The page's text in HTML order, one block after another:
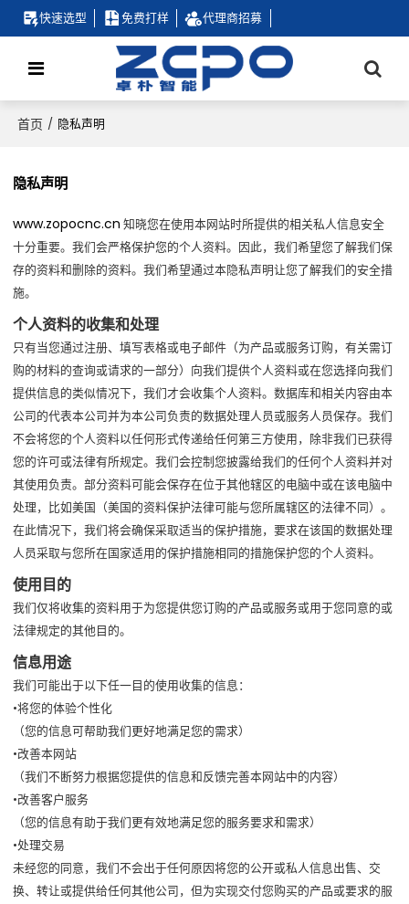
快速选型 免费打样 代理商招募
首页 / 隐私声明
隐私声明
www.zopocnc.cn 知晓您在使用本网站时所提供的相关私人信息安全
十分重要。我们会严格保护您的个人资料。因此，我们希望您了解我们保
存的资料和删除的资料。我们希望通过本隐私声明让您了解我们的安全措
施。
个人资料的收集和处理
只有当您通过注册、填写表格或电子邮件（为产品或服务订购，有关需订
购的材料的查询或请求的一部分）向我们提供个人资料或在您选择向我们
提供信息的类似情况下，我们才会收集个人资料。数据库和相关内容由本
公司的代表本公司并为本公司负责的数据处理人员或服务人员保存。我们
不会将您的个人资料以任何形式传递给任何第三方使用，除非我们已获得
您的许可或法律有所规定。我们会控制您披露给我们的任何个人资料并对
其使用负责。部分资料可能会保存在位于其他辖区的电脑中或在该电脑中
处理，比如美国（美国的资料保护法律可能与您所属辖区的法律不同）。
在此情况下，我们将会确保采取适当的保护措施，要求在该国的数据处理
人员采取与您所在国家适用的保护措施相同的措施保护您的个人资料。
使用目的
我们仅将收集的资料用于为您提供您订购的产品或服务或用于您同意的或
法律规定的其他目的。
信息用途
我们可能出于以下任一目的使用收集的信息：
•将您的体验个性化
（您的信息可帮助我们更好地满足您的需求）
•改善本网站
（我们不断努力根据您提供的信息和反馈完善本网站中的内容）
•改善客户服务
（您的信息有助于我们更有效地满足您的服务要求和需求）
•处理交易
未经您的同意，我们不会出于任何原因将您的公开或私人信息出售、交
换、转让或提供给任何其他公司，但为实现交付您购买的产品或要求的服